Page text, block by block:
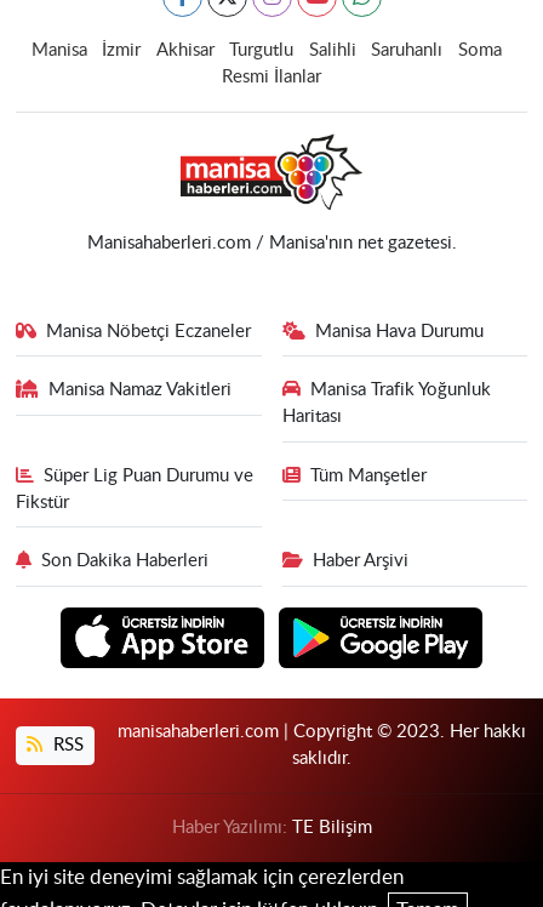
Manisa İzmir Akhisar Turgutlu Salihli Saruhanlı
Soma
Resmi İlanlar
Manisahaberleri.com / Manisa'nın net gazetesi.
Manisa Nöbetçi Eczaneler Manisa Hava Durumu
Manisa Namaz Vakitleri
Manisa Trafik Yoğunluk
Haritası
Süper Lig Puan Durumu ve
Fikstür
Tüm Manşetler
Son Dakika Haberleri Haber Arşivi
RSS
manisahaberleri.com | Copyright © 2023. Her hakkı
saklıdır.
Haber Yazılımı: TE Bilişim
En iyi site deneyimi sağlamak için çerezlerden